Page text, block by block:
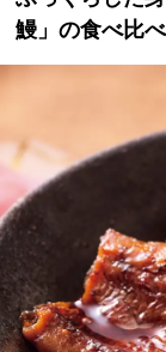
ー鰻」の食べ比